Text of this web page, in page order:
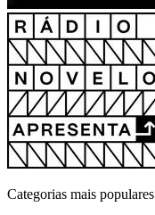
Categorias mais populares